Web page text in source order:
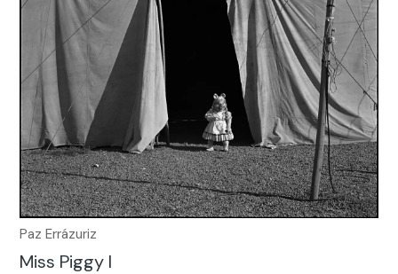
Paz Errázuriz
Miss Piggy I